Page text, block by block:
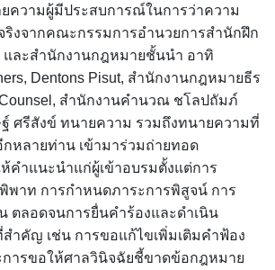
ยความผู้มีประสบการณ์ในการว่าความ
ริงจากคณะกรรมการอำนวยการสำนักฝึก
และสำนักงานกฎหมายชั้นนำ อาทิ
Dentons Pisut, สำนักงานกฎหมายธีร
สำนักงานคำนวณ ชโลปถัมภ์
ศรีสังข์ ทนายความ รวมถึงทนายความที่
หลายท่าน เข้ามาร่วมถ่ายทอด
คำแนะนำแก่ผู้เข้าอบรมตั้งแต่การ
พาท การกำหนดภาระการพิสูจน์ การ
ตลอดจนการยื่นคำร้องและดำเนิน
ำคัญ เช่น การขอแก้ไขเพิ่มเติมคำฟ้อง
ารขอให้ศาลวินิจฉัยชี้ขาดข้อกฎหมาย